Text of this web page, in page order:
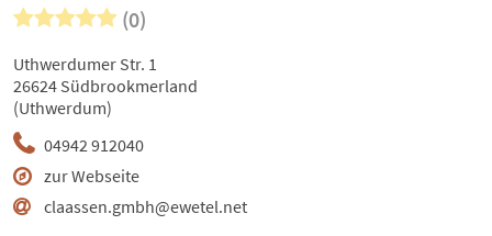
(0)
04942 912040
zur Webseite
claassen.gmbh@ewetel.net
Uthwerdumer Str. 1
26624 Südbrookmerland
(Uthwerdum)